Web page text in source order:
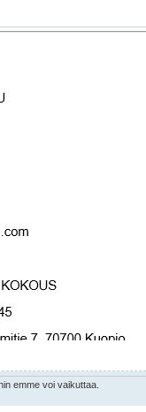
emme voi vaikuttaa.